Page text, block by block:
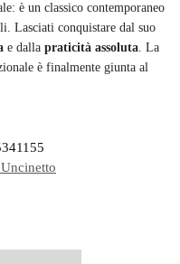
è un classico contemporaneo
Lasciati conquistare dal suo
e dalla praticità assoluta. La
è finalmente giunta al